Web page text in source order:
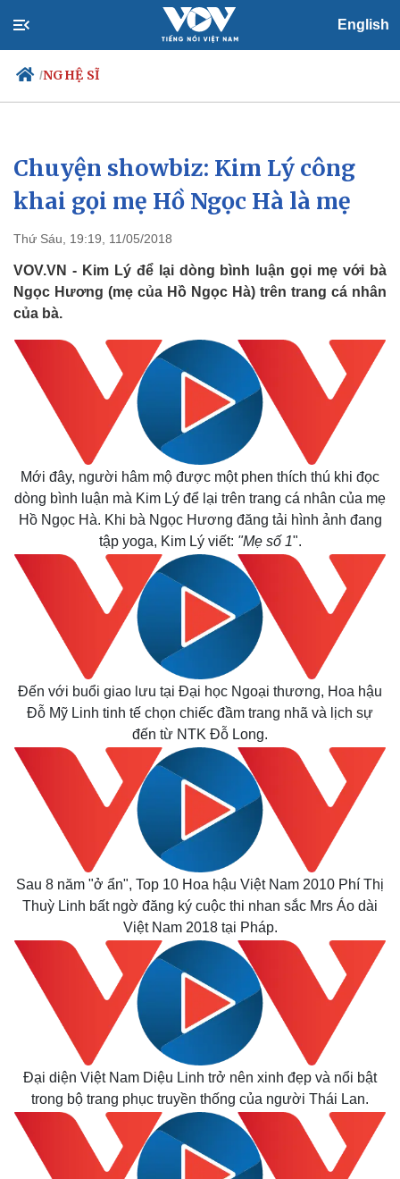
English
/NGHỆ SĨ
Chính trị
Đảng
Tổ chức nhân sự
Nhận diện sự thật
Xã hội
Tin 24h
Dự báo thời tiết
Việc làm
Biển đảo
Thế giới
Quan sát
Cuộc sống đó đây
Multimedia
Video
E-Magazine
Infographic
Chuyện showbiz: Kim Lý công
khai gọi mẹ Hồ Ngọc Hà là mẹ
Thứ Sáu, 19:19, 11/05/2018
VOV.VN - Kim Lý để lại dòng bình luận gọi mẹ với bà
Ngọc Hương (mẹ của Hồ Ngọc Hà) trên trang cá nhân
của bà.
Mới đây, người hâm mộ được một phen thích thú khi đọc
dòng bình luận mà Kim Lý để lại trên trang cá nhân của mẹ
Hồ Ngọc Hà. Khi bà Ngọc Hương đăng tải hình ảnh đang
tập yoga, Kim Lý viết: "Mẹ số 1".
Đến với buổi giao lưu tại Đại học Ngoại thương, Hoa hậu
Đỗ Mỹ Linh tinh tế chọn chiếc đầm trang nhã và lịch sự
đến từ NTK Đỗ Long.
Sau 8 năm "ở ẩn", Top 10 Hoa hậu Việt Nam 2010 Phí Thị
Thuỳ Linh bất ngờ đăng ký cuộc thi nhan sắc Mrs Áo dài
Việt Nam 2018 tại Pháp.
Đại diện Việt Nam Diệu Linh trở nên xinh đẹp và nổi bật
trong bộ trang phục truyền thống của người Thái Lan.